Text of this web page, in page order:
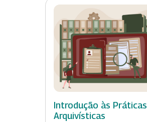
Introdução às Práticas
Arquivísticas